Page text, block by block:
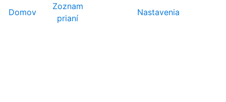
Domov
Zoznam
prianí
Nastavenia